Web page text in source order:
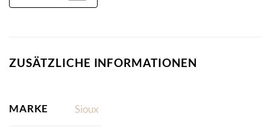
ZUSÄTZLICHE INFORMATIONEN
MARKE Sioux